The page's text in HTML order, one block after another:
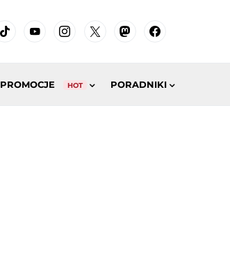
PROMOCJE HOT PORADNIKI